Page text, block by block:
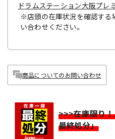
ドラムステーション大阪プレ
※店頭の在庫状況を確認する
い合わせください。
商品についてのお問い合わせ
>>>在庫限り
最終処分」